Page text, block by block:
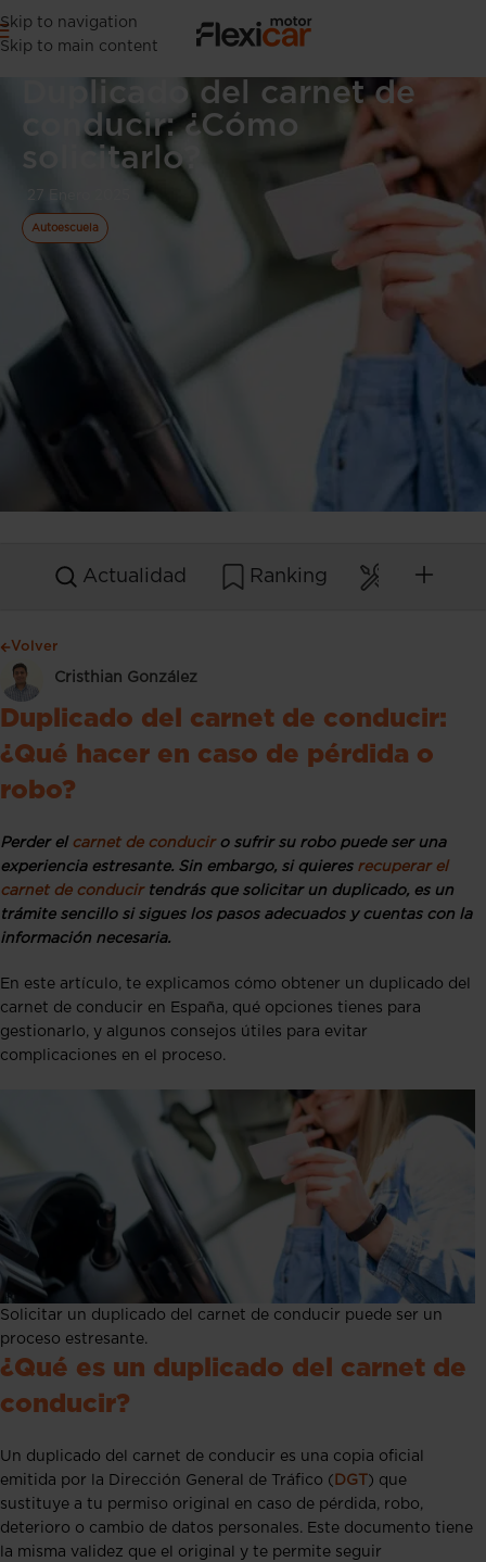
Skip to navigation
Skip to main content
Duplicado del carnet de
conducir: ¿Cómo
solicitarlo?
27 Enero 2025
Autoescuela
Actualidad Ranking
Volver
Cristhian González
Duplicado del carnet de conducir:
¿Qué hacer en caso de pérdida o
robo?
Perder el carnet de conduciro sufrir su robo puede ser una
experiencia estresante. Sin embargo, si quieres recuperar el
carnet de conducirtendrás que solicitar un duplicado, es un
trámite sencillo si sigues los pasos adecuados y cuentas con la
información necesaria.
En este artículo, te explicamos cómo obtener un duplicado del
carnet de conducir en España, qué opciones tienes para
gestionarlo, y algunos consejos útiles para evitar
complicaciones en el proceso.
Solicitar un duplicado del carnet de conducir puede ser un
proceso estresante.
¿Qué es un duplicado del carnet de
conducir?
Un duplicado del carnet de conducir es una copia oficial
emitida por la Dirección General de Tráfico ( DGT
) que
sustituye a tu permiso original en caso de pérdida, robo,
deterioro o cambio de datos personales. Este documento tiene
la misma validez que el original y te permite seguir